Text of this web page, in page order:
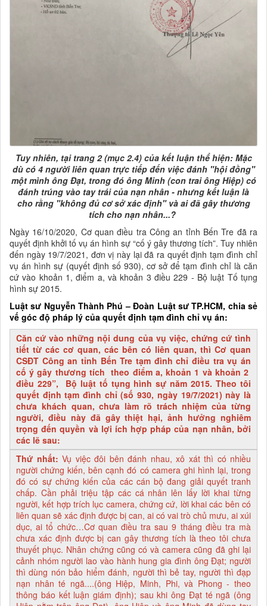
Tuy nhiên, tại trang 2 (mục 2.4) của kết luận thể hiện: Mặc
dù có 4 người liên quan trực tiếp đến việc đánh "hội đồng"
một mình ông Đạt, trong đó ông Minh (con trai ông Hiệp) có
đánh trúng vào tay trái của nạn nhân - nhưng kết luận là
cho rằng "không đủ cơ sở xác định" và ai đã gây thương
tích cho nạn nhân...?
Ngày 16/10/2020, Cơ quan điều tra Công an tỉnh Bến Tre đã ra
quyết định khởi tố vụ án hình sự “cố ý gây thương tích”. Tuy nhiên
đến ngày 19/7/2021, đơn vị này lại đã ra quyết định tạm đình chỉ
vụ án hình sự (quyết định số 930), cơ sở để tạm đình chỉ là căn
cứ vào khoản 1, điểm a, và khoản 3 điều 229 - Bộ luật Tố tụng
hình sự 2015.
Luật sư Nguyễn Thành Phú – Đoàn Luật sư TP.HCM, chia sẻ
vế góc độ pháp lý của quyết định tạm đình chỉ vụ án:
Căn cứ vào những nội dung của vụ việc, chứng cứ tình
tiết từ các cơ quan, các bên có liên quan, thì Cơ quan
CSĐT Công an tỉnh Bến Tre tạm đình chỉ điều tra vụ án
cố ý gây thương tích theo điểm a, khoản 1 và khoản 2
điều 229”, Bộ luật tố tụng hình sự năm 2015. Theo tôi
quyết định tạm đình chỉ (số 930, ngày 19/7/2021) này là
chưa khách quan, chưa làm rõ trách nhiệm của từng
người, điều này đã gây thiệt hại, ảnh hưởng nghiêm
trọng đến quyền và lợi ích hợp pháp của nạn nhân, bởi
các lẽ sau:
Thứ nhất: Vụ việc đôi bên đánh nhau, xô xát thì có nhiều
người chứng kiến, bên cạnh đó có camera ghi hình lại, trong
đó có sự chứng kiến của các cán bộ đang giải quyết tranh
chấp. Cần phải triệu tập các cá nhân lên lấy lời khai từng
người, kết hợp trích lục camera, chứng cứ, lời khai các bên có
liên quan sẽ xác định được bị can, ai có vai trò chủ mưu, ai xúi
dục, ai tổ chức…Cơ quan điều tra sau 9 tháng điều tra mà
chưa xác định được bị can gây thương tích là theo tôi chưa
thuyết phục. Nhân chứng cũng có và camera cũng đã ghi lại
cảnh nhóm người lao vào hành hung gia đình ông Đạt; người
thì dùng nón bảo hiểm đánh, người thì bẻ tay, người thì đạp
nạn nhân té ngã....(ông Hiệp, Minh, Phi, và Phong - theo
thông báo kết luận giám định); sau khi ông Đạt té ngã (ông